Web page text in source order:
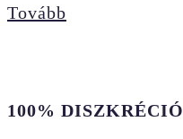
/ 5
Tovább
100% DISZKRÉCIÓ